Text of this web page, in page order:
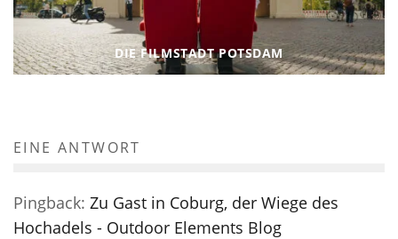
DIE FILMSTADT POTSDAM
EINE ANTWORT
Pingback: Zu Gast in Coburg, der Wiege des
Hochadels - Outdoor Elements Blog